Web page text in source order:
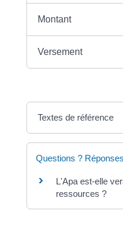
Montant
Versement
Textes de référence
Questions ?
L'Apa est-elle
ressources ?